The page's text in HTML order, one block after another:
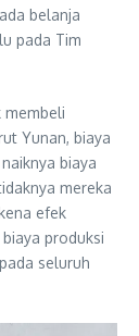
belanja
pada Tim
membeli
Yunan, biaya
biaya
mereka
efek
produksi
seluruh